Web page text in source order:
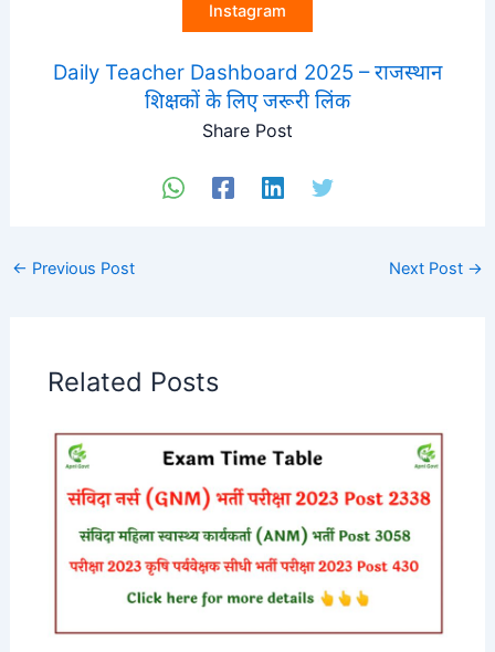
Instagram
Daily Teacher Dashboard 2025 – राजस्थान
शिक्षकों के लिए जरूरी लिंक
Share Post
← Previous Post Next Post →
Related Posts